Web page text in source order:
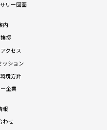
リー図面
内
拶
クセス
ッション
境方針
企業
報
わせ